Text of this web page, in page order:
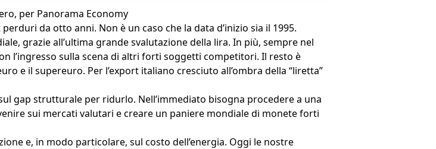
per Panorama Economy
da otto anni. Non è un caso che la data d’inizio sia il 1995.
grazie all’ultima grande svalutazione della lira. In più, sempre nel
l’ingresso sulla scena di altri forti soggetti competitori. Il resto è
e il supereuro. Per l’export italiano cresciuto all’ombra della “liretta”
gap strutturale per ridurlo. Nell’immediato bisogna procedere a una
sui mercati valutari e creare un paniere mondiale di monete forti
e, in modo particolare, sul costo dell’energia. Oggi le nostre